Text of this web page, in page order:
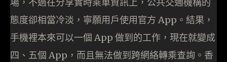
場，不過在分享實時乘車資訊上，公共交通機構的
態度卻相當冷淡，寧願用戶使用官方 App。結果，
手機裡本來可以一個 App 做到的工作，現在就變成
四、五個 App，而且無法做到跨網絡轉乘查詢。香